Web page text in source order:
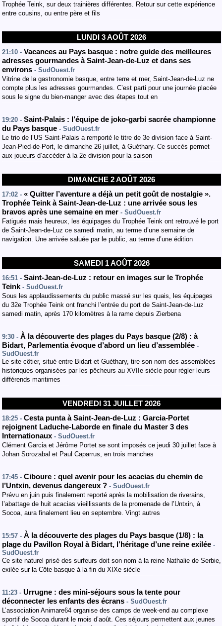
Trophée Teink, sur deux trainières différentes. Retour sur cette expérience
entre cousins, ou entre père et fils
LUNDI 3 AOÛT 2026
21:10 - Vacances au Pays basque : notre guide des meilleures
adresses gourmandes à Saint-Jean-de-Luz et dans ses
environs - SudOuest.fr
Vitrine de la gastronomie basque, entre terre et mer, Saint-Jean-de-Luz ne
compte plus les adresses gourmandes. C’est parti pour une journée placée
sous le signe du bien-manger avec des étapes tout en
19:20 - Saint-Palais : l’équipe de joko-garbi sacrée championne
du Pays basque - SudOuest.fr
Le trio de l’US Saint-Palais a remporté le titre de 3e division face à Saint-
Jean-Pied-de-Port, le dimanche 26 juillet, à Guéthary. Ce succès permet
aux joueurs d’accéder à la 2e division pour la saison
DIMANCHE 2 AOÛT 2026
17:02 - « Quitter l’aventure a déjà un petit goût de nostalgie ».
Trophée Teink à Saint-Jean-de-Luz : une arrivée sous les
bravos après une semaine en mer - SudOuest.fr
Fatigués mais heureux, les équipages du Trophée Teink ont retrouvé le port
de Saint-Jean-de-Luz ce samedi matin, au terme d’une semaine de
navigation. Une arrivée saluée par le public, au terme d’une édition
SAMEDI 1 AOÛT 2026
16:51 - Saint-Jean-de-Luz : retour en images sur le Trophée
Teink - SudOuest.fr
Sous les applaudissements du public massé sur les quais, les équipages
du 32e Trophée Teink ont franchi l’entrée du port de Saint-Jean-de-Luz
samedi matin, après 170 kilomètres à la rame depuis Zierbena
9:30 - À la découverte des plages du Pays basque (2/8) : à
Bidart, Parlementia évoque d’abord un lieu d’assemblée -
SudOuest.fr
Le site côtier, situé entre Bidart et Guéthary, tire son nom des assemblées
historiques organisées par les pêcheurs au XVIIe siècle pour régler leurs
différends maritimes
VENDREDI 31 JUILLET 2026
18:25 - Cesta punta à Saint-Jean-de-Luz : Garcia-Portet
rejoignent Laduche-Laborde en finale du Master 3 des
Internationaux - SudOuest.fr
Clément Garcia et Jérôme Portet se sont imposés ce jeudi 30 juillet face à
Johan Sorozabal et Paul Caparrus, en trois manches
17:45 - Ciboure : quel avenir pour les acacias du chemin de
l’Untxin, devenus dangereux ? - SudOuest.fr
Prévu en juin puis finalement reporté après la mobilisation de riverains,
l’abattage de huit acacias vieillissants de la promenade de l’Untxin, à
Socoa, aura finalement lieu en septembre. Vingt autres
15:57 - À la découverte des plages du Pays basque (1/8) : la
plage du Pavillon Royal à Bidart, l’héritage d’une reine exilée -
SudOuest.fr
Ce site naturel prisé des surfeurs doit son nom à la reine Nathalie de Serbie,
exilée sur la Côte basque à la fin du XIXe siècle
11:23 - Urrugne : des mini-séjours sous la tente pour
déconnecter les enfants des écrans - SudOuest.fr
L’association Animare64 organise des camps de week-end au complexe
sportif de Socoa durant le mois d’août. Ces séjours permettent aux jeunes